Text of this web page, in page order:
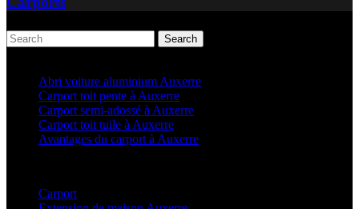
Search
Abri voiture aluminium Auxerre
Carport toit pente à Auxerre
Carport semi-adossé à Auxerre
Carport toit tuile à Auxerre
Avantages du carport à Auxerre
Carport